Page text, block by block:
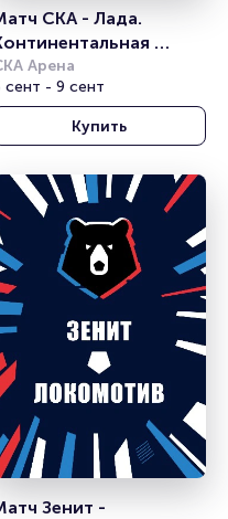
СКА - Лада.
лига
Арена
сент - 9 сент
Купить
Зенит -